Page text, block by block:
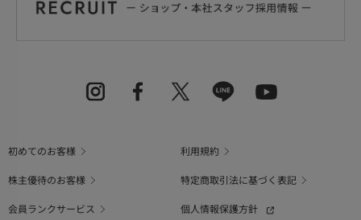
初めてのお客様
利用規約
株主優待のお客様
特定商取引法に基づく表記
会員ランクサービス
個人情報保護方針